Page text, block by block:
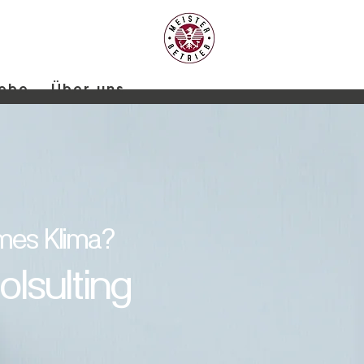
Über uns
Klima?